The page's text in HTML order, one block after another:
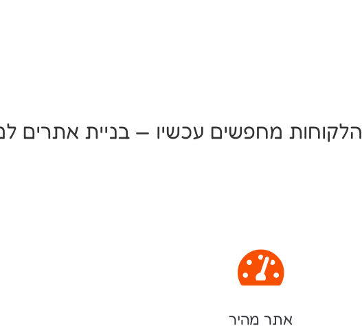
הלקוחות מחפשים עכשיו — בניית אתרים

אתר מהיר